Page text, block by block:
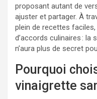
proposant autant de
ajuster et partager. À
plein de recettes
d’accords culinaires : la
n’aura plus de secret
Pourquoi
vinaigrette